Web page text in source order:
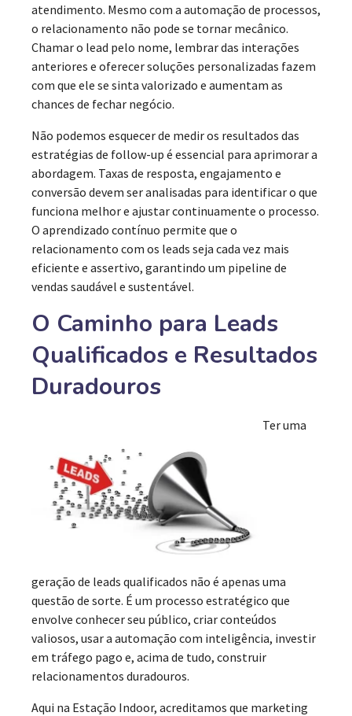
atendimento. Mesmo com a automação de processos,
o relacionamento não pode se tornar mecânico.
Chamar o lead pelo nome, lembrar das interações
anteriores e oferecer soluções personalizadas fazem
com que ele se sinta valorizado e aumentam as
chances de fechar negócio.
Não podemos esquecer de medir os resultados das
estratégias de follow-up é essencial para aprimorar a
abordagem. Taxas de resposta, engajamento e
conversão devem ser analisadas para identificar o que
funciona melhor e ajustar continuamente o processo.
O aprendizado contínuo permite que o
relacionamento com os leads seja cada vez mais
eficiente e assertivo, garantindo um pipeline de
vendas saudável e sustentável.
O Caminho para Leads
Qualificados e Resultados
Duradouros
Ter uma
geração de leads qualificados não é apenas uma
questão de sorte. É um processo estratégico que
envolve conhecer seu público, criar conteúdos
valiosos, usar a automação com inteligência, investir
em tráfego pago e, acima de tudo, construir
relacionamentos duradouros.
Aqui na Estação Indoor, acreditamos que marketing